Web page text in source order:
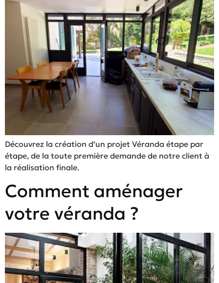
Découvrez la création d’un projet Véranda étape par
étape, de la toute première demande de notre client à
la réalisation finale.
Comment aménager
votre véranda ?